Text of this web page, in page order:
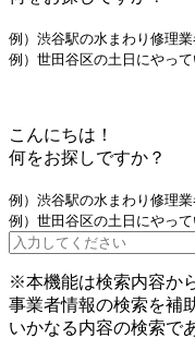
例）渋谷駅の水まわり修理
例）世田谷区の土日にやっ
こんにちは！
何をお探しですか？
例）渋谷駅の水まわり修理
例）世田谷区の土日にやっ
※本機能は検索内容か
事業者情報の検索を補
いかなる内容の検索で